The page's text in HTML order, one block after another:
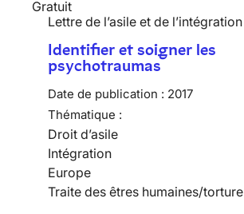
Gratuit
Lettre de l’asile et de l’intégration
Identifier et soigner les
psychotraumas
Date de publication : 2017
Thématique :
Droit d’asile
Intégration
Europe
Traite des êtres humaines/torture